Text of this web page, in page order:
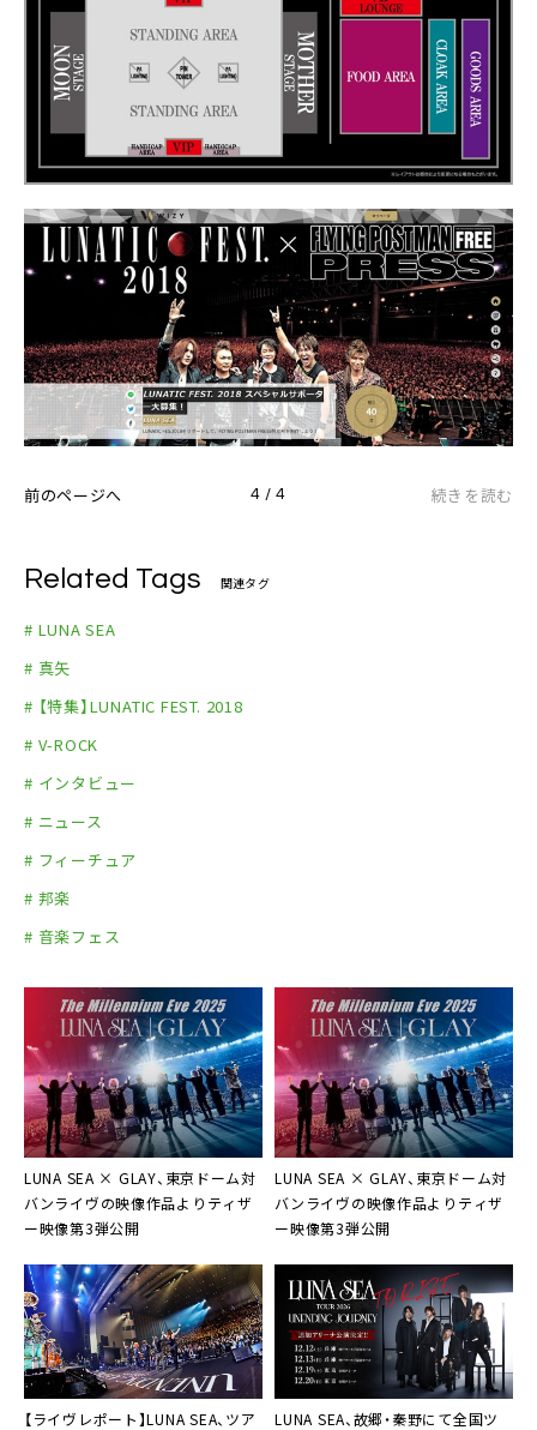
前のページへ 4 / 4 続きを読む
Related Tags 関連タグ
# LUNA SEA
# 真矢
# 【特集】LUNATIC FEST. 2018
# V-ROCK
# インタビュー
# ニュース
# フィーチュア
# 邦楽
# 音楽フェス
LUNA SEA × GLAY、東京ドーム対
バンライヴの映像作品よりティザ
ー映像第3弾公開
LUNA SEA × GLAY、東京ドーム対
バンライヴの映像作品よりティザ
ー映像第3弾公開
【ライヴレポート】LUNA SEA、ツア LUNA SEA、故郷・秦野にて全国ツ